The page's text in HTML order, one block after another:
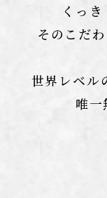
くっ
そのこだ
世界レベル
唯一